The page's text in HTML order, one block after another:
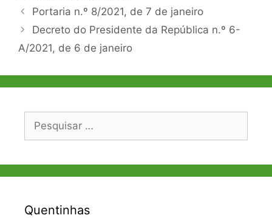
Navegação
de
Portaria n.º 8/2021, de 7 de janeiro
Decreto do Presidente da República n.º 6-
A/2021, de 6 de janeiro
Pesquisar
Quentinhas